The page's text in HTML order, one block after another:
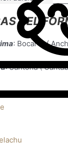
DEL
: Bocarte (
: Santoña (